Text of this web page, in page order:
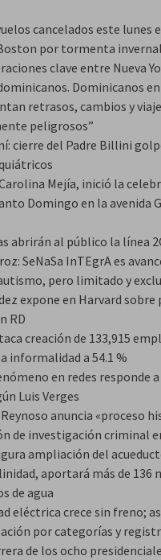
cancelados este lunes
por tormenta
clave entre Nueva
Dominicanos en
retrasos, cambios y
peligrosos”
cierre del Padre Billini
Mejía, inició la
Domingo en la avenida
abrirán al público la línea
SeNaSa InTEgrA es
pero limitado y
expone en Harvard sobre
RD
creación de 133,915
informalidad a 54.1 %
en redes responde a
Luis Verges
anuncia «proceso
de investigación criminal
ampliación del
aportará más de 136
de agua
eléctrica crece sin freno;
por categorías y
de los ocho